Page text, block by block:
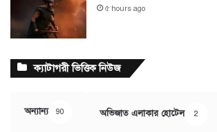
৫ hours ago
ক্যাটাগরী ভিত্তিক নিউজ
অন্যান্য 90 অভিজাত এলাকার হোটেল 2